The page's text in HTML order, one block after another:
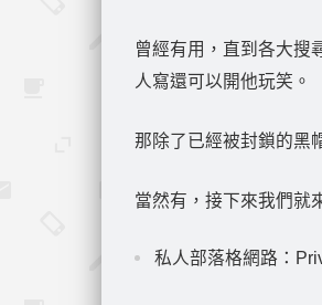
曾經有用，直到各大搜
人寫還可以開他玩笑。
那除了已經被封鎖的黑
當然有，接下來我們就
私人部落格網路：